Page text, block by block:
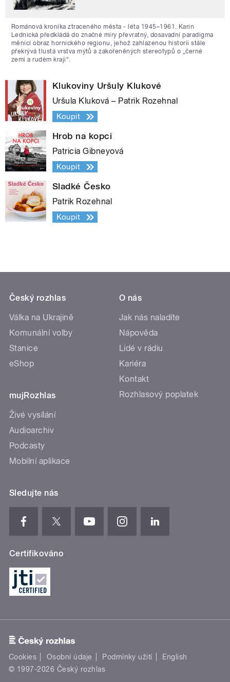
Románová kronika ztraceného města - léta 1945–1961. Karin
Lednická předkládá do značné míry převratný, dosavadní paradigma
měnící obraz hornického regionu, jehož zahlazenou historii stále
překrývá tlustá vrstva mýtů a zakořeněných stereotypů o „černé
zemi a rudém kraji“.
Klukoviny Uršuly Klukové
Uršula Kluková – Patrik Rozehnal
Koupit
Hrob na kopci
Patricia Gibneyová
Koupit
Sladké Česko
Patrik Rozehnal
Koupit
Český rozhlas
Válka na Ukrajině
Komunální volby
Stanice
eShop
mujRozhlas
Živé vysílání
Audioarchiv
Podcasty
Mobilní aplikace
O nás
Jak nás naladíte
Nápověda
Lidé v rádiu
Kariéra
Kontakt
Rozhlasový poplatek
Sledujte nás
Certifikováno
Cookies Osobní údaje Podmínky užití
English
© 1997-2026 Český rozhlas